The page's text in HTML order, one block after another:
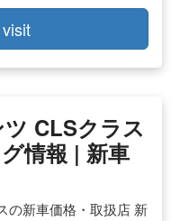
CLSクラス
情報 | 新車
の新車価格・取扱店 新